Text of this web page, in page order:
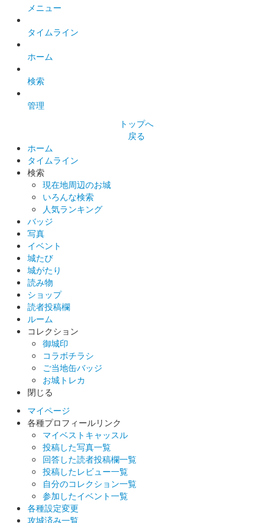
前橋城 御城印
前橋城 御城印
前橋城 御城印 越前若狭お城フェス限定だるま版
50枚限定
厩橋城（前橋城） 御城印
ス限定 上杉謙信版
販売終了
50枚限定
厩橋城（前橋城） 御城印
ス限定 上杉謙信【琵】版
50枚限定
厩橋城（前橋城） 御城印
ス限定 上杉謙信【龍】版
販売終了
50枚限定
メニュー
タイムライン
ホーム
検索
管理
トップへ
戻る
ホーム
タイムライン
検索
現在地周辺のお城
いろんな検索
人気ランキング
バッジ
写真
イベント
城たび
城がたり
読み物
ショップ
読者投稿欄
ルーム
コレクション
御城印
コラボチラシ
ご当地缶バッジ
お城トレカ
閉じる
マイページ
各種プロフィールリンク
マイベストキャッスル
投稿した写真一覧
回答した読者投稿欄一覧
投稿したレビュー一覧
自分のコレクション一覧
参加したイベント一覧
各種設定変更
攻城済み一覧